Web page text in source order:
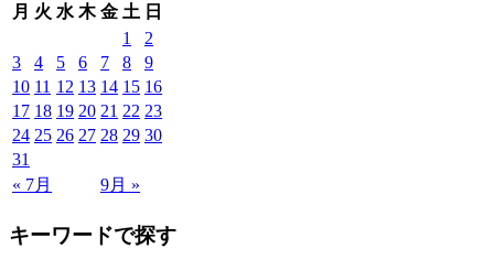
月 火 水 木 金 土 日
« 7月 9月 »
1
2
3
4 5 6 7 8
9
10 11 12 13 14 15 16
17 18 19 20 21 22 23
24 25 26 27 28 29 30
31
キーワードで探す